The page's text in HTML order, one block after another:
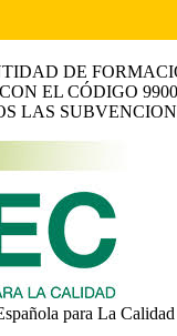
DE
EL CÓDIGO
LAS
para La